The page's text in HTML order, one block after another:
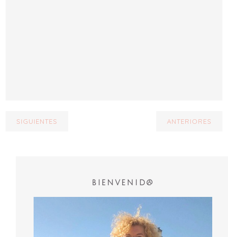
SIGUIENTES ANTERIORES
BIENVENID@